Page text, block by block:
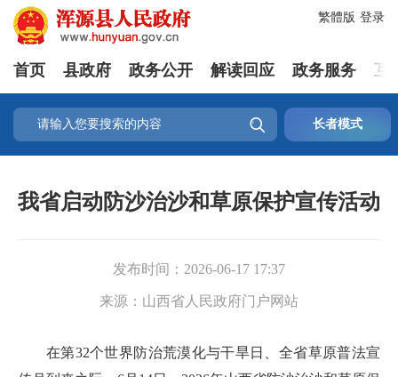
登录
繁體版
首页 县政府 政务公开 解读回应 政务服务 互
 长者模式
我省启动防沙治沙和草原保护宣传活动
发布时间： 2026-06-17 17:37
来源： 山西省人民政府门户网站
在第32个世界防治荒漠化与干旱日、全省草原普法宣